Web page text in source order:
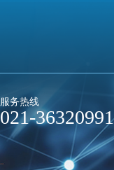
服务热线
021-36320991